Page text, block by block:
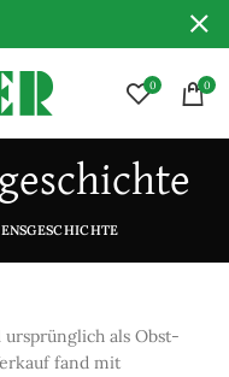
0 0
ursprünglich als Obst-
fand mit